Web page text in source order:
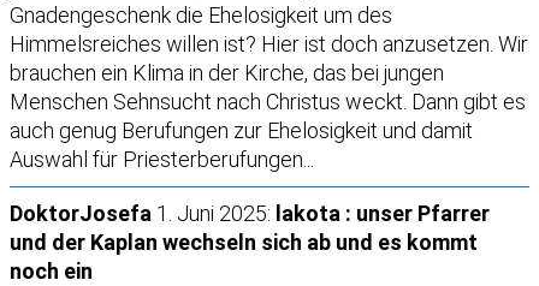
Gnadengeschenk die Ehelosigkeit um des
Himmelsreiches willen ist? Hier ist doch anzusetzen. Wir
brauchen ein Klima in der Kirche, das bei jungen
Menschen Sehnsucht nach Christus weckt. Dann gibt es
auch genug Berufungen zur Ehelosigkeit und damit
Auswahl für Priesterberufungen...
DoktorJosefa 1. Juni 2025: lakota : unser Pfarrer
und der Kaplan wechseln sich ab und es kommt
noch ein